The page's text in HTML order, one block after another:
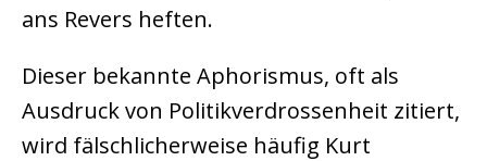
ans Revers heften.
Dieser bekannte Aphorismus, oft als
Ausdruck von Politikverdrossenheit zitiert,
wird fälschlicherweise häufig Kurt